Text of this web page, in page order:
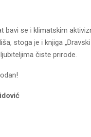
bavi se i klimatskim
stoga je i knjiga
čiste prirode.